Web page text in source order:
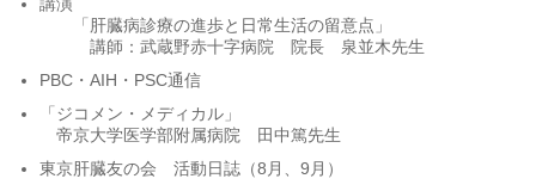
「肝臓病診療の進歩と日常生活の留意点」
講師：武蔵野赤十字病院 院長 泉並木先生
PBC・AIH・PSC通信
「ジコメン・メディカル」
帝京大学医学部附属病院 田中篤先生
東京肝臓友の会 活動日誌（8月、9月）